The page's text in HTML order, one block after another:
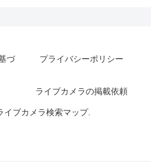
づ
プライバシーポリシー
ライブカメラの掲載依頼
ブカメラ検索マップ.